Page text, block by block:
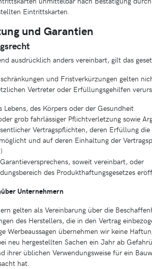
Eintrittskarten.
und Garantien
ausdrücklich anders vereinbart, gilt das
und Fristverkürzungen gelten
Vertreter oder Erfüllungsgehilfen
Lebens, des Körpers oder der Gesundheit
grob fahrlässiger Pflichtverletzung sowie
Vertragspflichten, deren Erfüllung
und auf deren Einhaltung der
soweit vereinbart, oder
des Produkthaftungsgesetzes
Unternehmern
gelten als Vereinbarung über die
des Herstellers, die in den Vertrag
Werbeaussagen übernehmen wir keine
neu hergestellten Sachen ein Jahr ab
ihrer üblichen Verwendungsweise für ein
hat.